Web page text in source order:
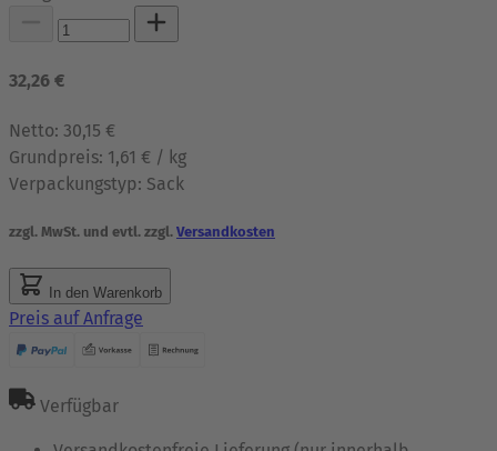
32,26 €
Netto: 30,15 €
Grundpreis: 1,61 € / kg
Verpackungstyp: Sack
zzgl. MwSt. und evtl. zzgl.Versandkosten
In den Warenkorb
Preis auf Anfrage
Verfügbar